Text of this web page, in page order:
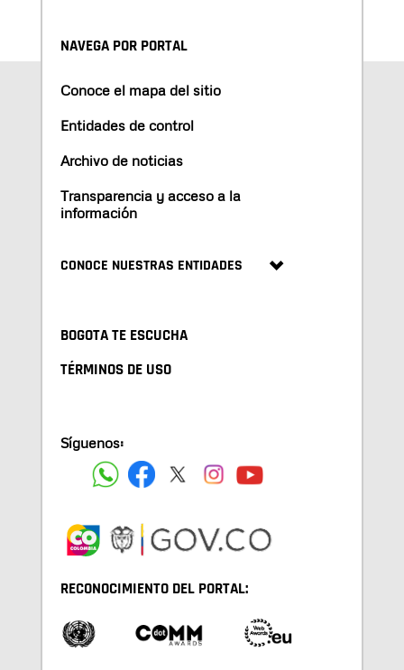
NAVEGA POR PORTAL
Conoce el mapa del sitio
Entidades de control
Archivo de noticias
Transparencia y acceso a la
información
CONOCE NUESTRAS ENTIDADES
BOGOTA TE ESCUCHA
TÉRMINOS DE USO
Síguenos:
RECONOCIMIENTO DEL PORTAL: